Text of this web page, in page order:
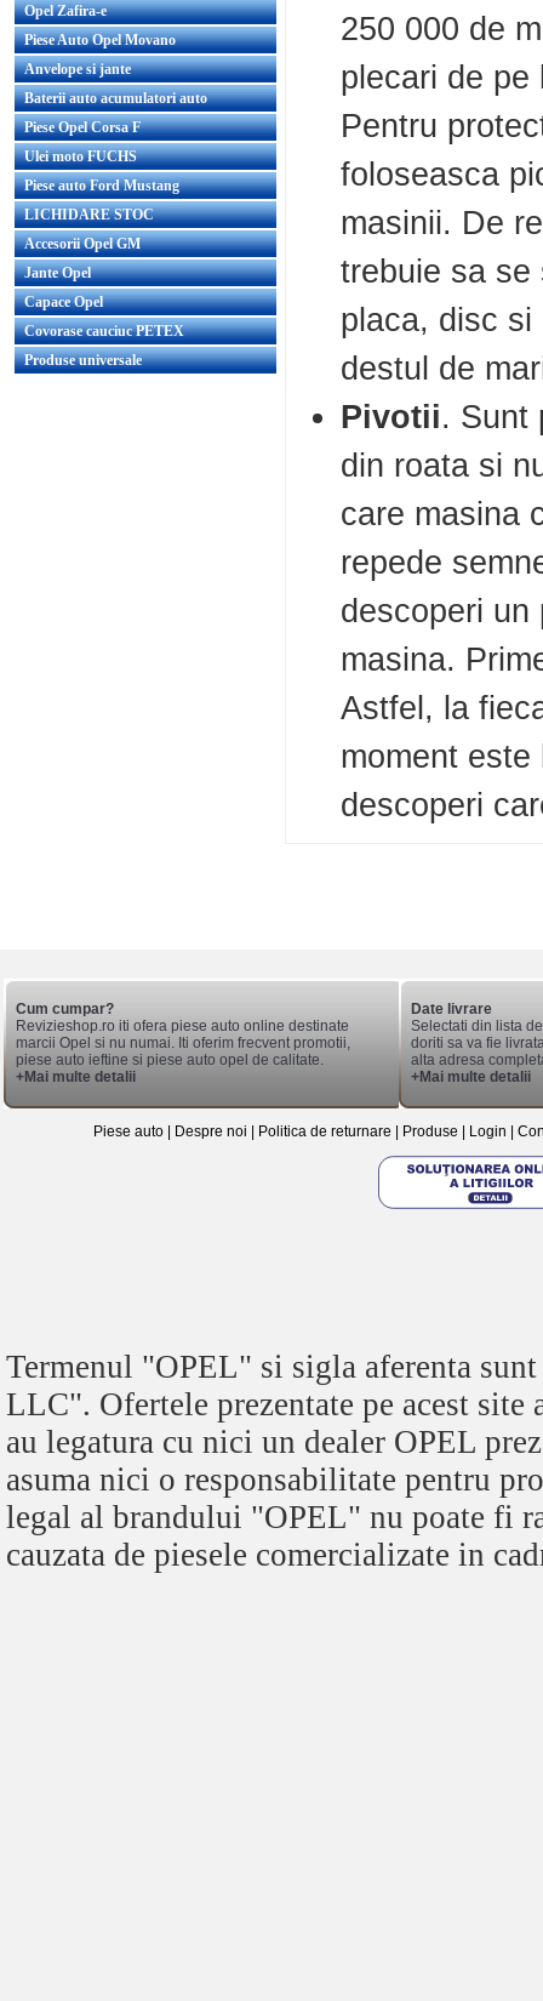
Opel Zafira-e
Piese Auto Opel Movano
Anvelope si jante
Baterii auto acumulatori auto
Piese Opel Corsa F
Ulei moto FUCHS
Piese auto Ford Mustang
LICHIDARE STOC
Accesorii Opel GM
Jante Opel
Capace Opel
Covorase cauciuc PETEX
Produse universale
250 000 de
plecari de pe
Pentru
foloseasca
masinii. De
trebuie sa
placa, disc si
destul de
Pivotii. Sunt
din roata si
care masina
repede
descoperi un
masina.
Astfel, la
moment
descoperi
Cum cumpar?
Revizieshop.ro iti ofera piese auto online destinate
marcii Opel si nu numai. Iti oferim frecvent promotii,
piese auto ieftine si piese auto opel de calitate.
+Mai multe detalii
Date livrare
Selectati din lista
doriti sa va fie
alta adresa
+Mai multe detalii
Piese auto Despre noi Politica de returnare Produse Login
Termenul "OPEL" si sigla aferenta
LLC". Ofertele prezentate pe acest
au legatura cu nici un dealer OPEL
asuma nici o responsabilitate pentru
legal al brandului "OPEL" nu poate fi
cauzata de piesele comercializate in